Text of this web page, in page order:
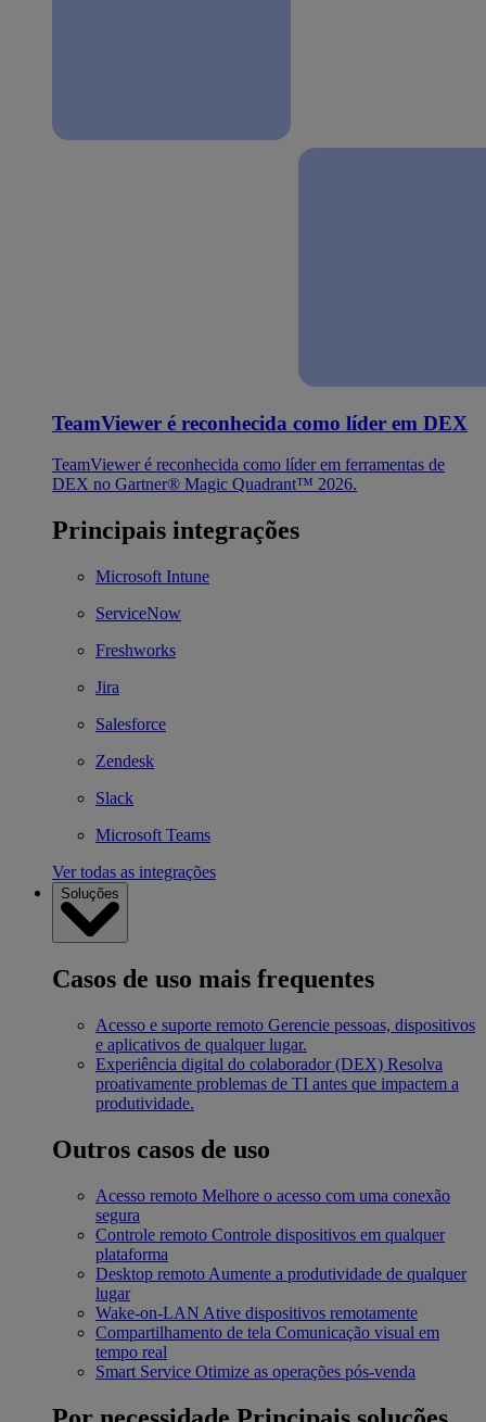
TeamViewer é reconhecida como líder em DEX
TeamViewer é reconhecida como líder em ferramentas de
DEX no Gartner® Magic Quadrant™ 2026.
Principais integrações
Microsoft Intune
ServiceNow
Freshworks
Jira
Salesforce
Zendesk
Slack
Microsoft Teams
Ver todas as integrações
Soluções
Casos de uso mais frequentes
Acesso e suporte remoto Gerencie pessoas, dispositivos
e aplicativos de qualquer lugar.
Experiência digital do colaborador (DEX) Resolva
proativamente problemas de TI antes que impactem a
produtividade.
Outros casos de uso
Acesso remoto Melhore o acesso com uma conexão
segura
Controle remoto Controle dispositivos em qualquer
plataforma
Desktop remoto Aumente a produtividade de qualquer
lugar
Wake-on-LAN Ative dispositivos remotamente
Compartilhamento de tela Comunicação visual em
tempo real
Smart Service Otimize as operações pós-venda